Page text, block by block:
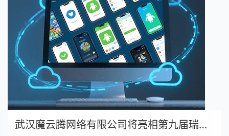
武汉魔云腾网络有限公司将亮相第九届瑞芯微开发者大会